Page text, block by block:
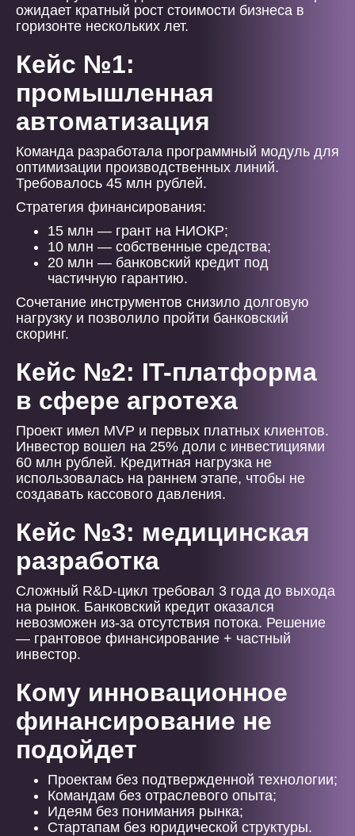
ожидает кратный рост стоимости бизнеса в
горизонте нескольких лет.
Кейс №1:
промышленная
автоматизация
Команда разработала программный модуль для
оптимизации производственных линий.
Требовалось 45 млн рублей.
Стратегия финансирования:
15 млн — грант на НИОКР;
10 млн — собственные средства;
20 млн — банковский кредит под
частичную гарантию.
Сочетание инструментов снизило долговую
нагрузку и позволило пройти банковский
скоринг.
Кейс №2: IT-платформа
в сфере агротеха
Проект имел MVP и первых платных клиентов.
Инвестор вошел на 25% доли с инвестициями
60 млн рублей. Кредитная нагрузка не
использовалась на раннем этапе, чтобы не
создавать кассового давления.
Кейс №3: медицинская
разработка
Сложный R&D-цикл требовал 3 года до выхода
на рынок. Банковский кредит оказался
невозможен из-за отсутствия потока. Решение
— грантовое финансирование + частный
инвестор.
Кому инновационное
финансирование не
подойдет
Проектам без подтвержденной технологии;
Командам без отраслевого опыта;
Идеям без понимания рынка;
Стартапам без юридической структуры.